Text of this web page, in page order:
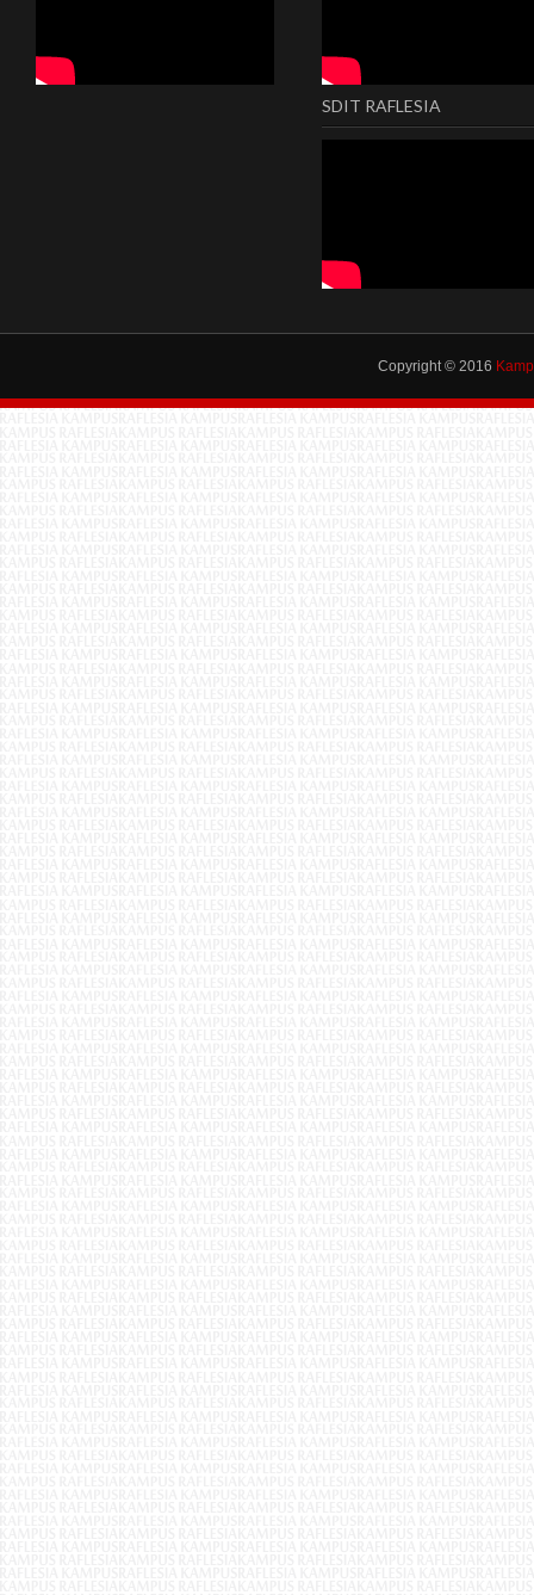
SDIT RAFLESIA
Copyright © 2016